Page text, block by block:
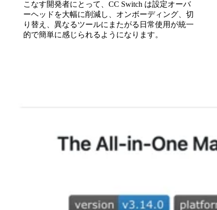
こなす開発者にとって、CC Switch は設定オーバ
ーヘッドを大幅に削減し、オンボーディング、切
り替え、異なるツールにまたがる日常使用が統一
的で簡単に感じられるようになります。